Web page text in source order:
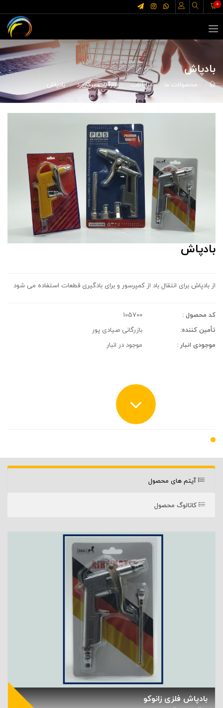
0
بادپاش
محصولات ما ابزارآلات ابزارآلات پرکاربرد بادپاش
بادپاش
از بادپاش برای انتقال باد از کمپرسور و برای بادگیری قطعات استفاده می شود
کد محصول :
105700
تأمین کننده:
بازرگانی صیادی پور
موجودی انبار :
موجود در انبار
آیتم های محصول
کاتالوگ محصول
بادپاش فلزی زانوکو